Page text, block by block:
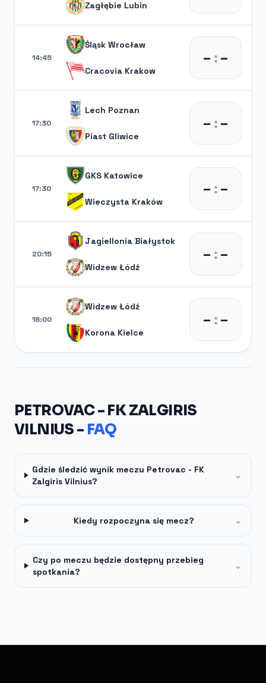
Zagłębie Lubin
14:45
Śląsk Wrocław
Cracovia Krakow
– :–
17:30
Lech Poznan
Piast Gliwice
– :–
17:30
GKS Katowice
Wieczysta Kraków
– :–
20:15
Jagiellonia Białystok
Widzew Łódź
– :–
18:00
Widzew Łódź
Korona Kielce
– :–
PETROVAC - FK ZALGIRIS
VILNIUS - FAQ
Gdzie śledzić wynik meczu Petrovac - FK
Zalgiris Vilnius?
⌄
Kiedy rozpoczyna się mecz? ⌄
Czy po meczu będzie dostępny przebieg
spotkania?
⌄